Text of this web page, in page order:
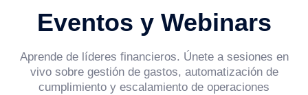
Eventos y Webinars
Aprende de líderes financieros. Únete a sesiones en
vivo sobre gestión de gastos, automatización de
cumplimiento y escalamiento de operaciones